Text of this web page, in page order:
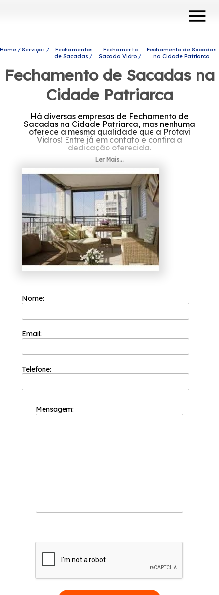
menu
Home Serviços
Fechamentos
de Sacadas
Fechamento
Sacada Vidro
Fechamento de Sacadas
na Cidade Patriarca
Fechamento de Sacadas na
Cidade Patriarca
Há diversas empresas de Fechamento de
Sacadas na Cidade Patriarca, mas nenhuma
oferece a mesma qualidade que a Protavi
Vidros! Entre já em contato e confira a
dedicação oferecida.
Precisa de Fechamento de Sacadas na
Cidade Patriarca? Saiba que a Protavi Vidros
oferece a solução que você necessita no
ramo de engenharia de vidros, por exemplo,
portas de vidro, envidraçamento de sacadas,
box para banheiros, entre outros produtos e
serviços. Fale conosco e tenha um ambiente
mais moderno, estamos à sua disposição.
Ler Mais...
Nome:
Email:
Telefone:
Mensagem: